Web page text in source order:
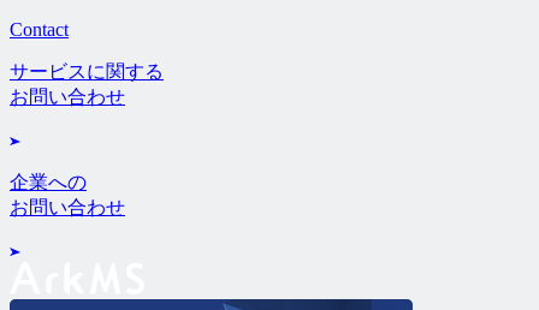
Contact
サービスに関する
お問い合わせ
企業への
お問い合わせ